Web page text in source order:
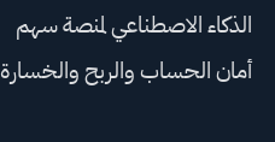
الذكاء الاصطناعي لمنصة سهم
أمان الحساب والربح والخسارة